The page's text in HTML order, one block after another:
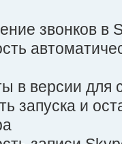
звонков в
в версии для
запуска и